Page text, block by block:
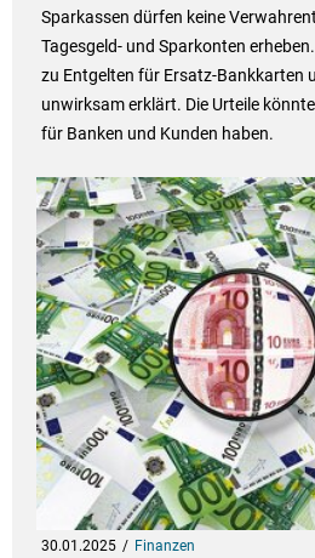
Sparkassen dürfen keine
Tagesgeld- und Sparkonten
zu Entgelten für Ersatz-Bankkarten
unwirksam erklärt. Die Urteile
für Banken und Kunden haben.
30.01.2025 Finanzen